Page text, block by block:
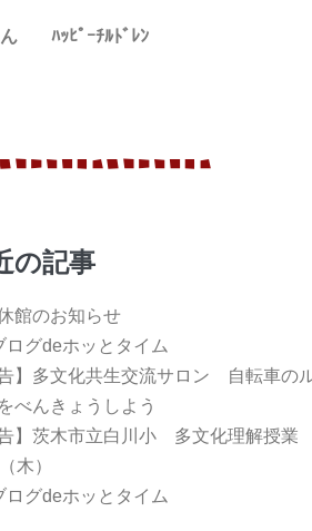
ﾊｯﾋﾟｰﾁﾙﾄﾞﾚﾝ
の記事
館のお知らせ
ログdeホッとタイム
告】多文化共生交流サロン 自転車の
べんきょうしよう
告】茨木市立白川小 多文化理解授
木）
ログdeホッとタイム